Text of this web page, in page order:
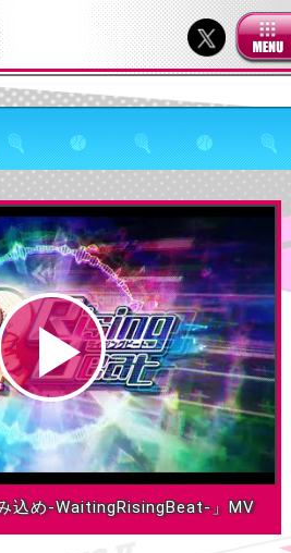
込め-WaitingRisingBeat-」MV